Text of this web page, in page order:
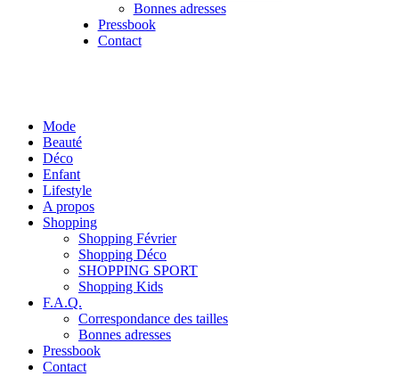
Bonnes adresses
Pressbook
Contact
Mode
Beauté
Déco
Enfant
Lifestyle
A propos
Shopping
Shopping Février
Shopping Déco
SHOPPING SPORT
Shopping Kids
F.A.Q.
Correspondance des tailles
Bonnes adresses
Pressbook
Contact